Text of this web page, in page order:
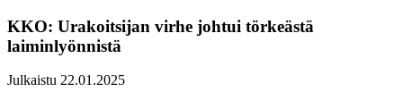
KKO: Urakoitsijan virhe johtui törkeästä
laiminlyönnistä
Julkaistu 22.01.2025